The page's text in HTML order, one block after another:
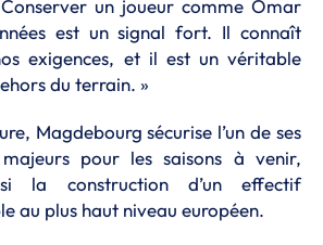
un joueur comme Ómar
est un signal fort. Il connaît
exigences, et il est un véritable
du terrain. »
Magdebourg sécurise l’un de ses
pour les saisons à venir,
la construction d’un effectif
au plus haut niveau européen.